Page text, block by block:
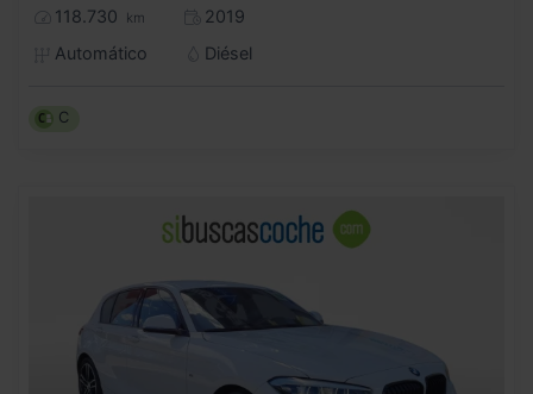
118.730 km
2019
Automático
Diésel
C